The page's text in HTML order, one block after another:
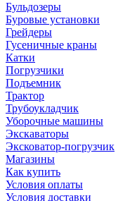
Бульдозеры
Буровые установки
Грейдеры
Гусеничные краны
Катки
Погрузчики
Подъемник
Трактор
Трубоукладчик
Уборочные машины
Экскаваторы
Эксковатор-погрузчик
Магазины
Как купить
Условия оплаты
Условия доставки